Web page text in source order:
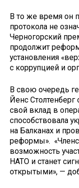
В то же время он
протокола не
Черногорский
продолжит
установления
с коррупцией и
В свою очередь
Йенс Столтенберг
свой вклад в
способствовала
на Балканах и
реформы».
возможность
НАТО и станет
открытыми», —